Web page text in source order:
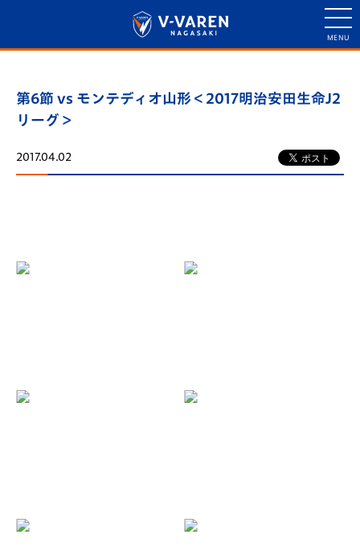
第6節 vs モンテディオ山形＜2017明治安田生命J2
リーグ＞
2017.04.02